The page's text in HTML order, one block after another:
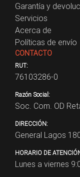
Garantía y
Servicios
Acerca de
Políticas de envío
CONTACTO
RUT:
76103286-0
Razón Social:
Soc. Com. OD
DIRECCIÓN:
General Lagos
HORARIO DE
Lunes a viernes